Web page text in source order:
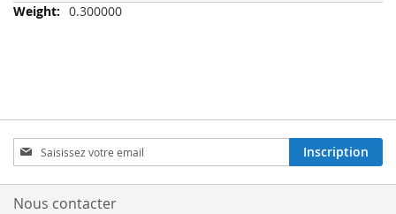
Plus
0.300000
Inscription
à
notre
lettre
Inscription
Nous contacter